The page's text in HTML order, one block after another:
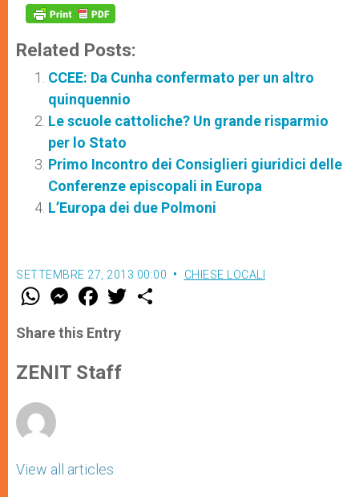
Related Posts:
CCEE: Da Cunha confermato per un altro
quinquennio
Le scuole cattoliche? Un grande risparmio
per lo Stato
Primo Incontro dei Consiglieri giuridici delle
Conferenze episcopali in Europa
L’Europa dei due Polmoni
SETTEMBRE 27, 2013 00:00 CHIESE LOCALI
W
t
s
p
p
M
e
s
e
g
e
F
a
e
b
o
k
w
Share this Entry
ZENIT Staff
View all articles